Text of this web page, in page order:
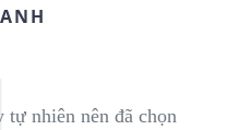
nhiên nên đã chọn